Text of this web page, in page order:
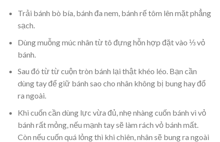
Trải bánh bò bía, bánh đa nem, bánh rế tôm lên mặt phẳng
sạch.
Dùng muỗng múc nhân từ tô đựng hỗn hợp đặt vào ⅓ vỏ
bánh.
Sau đó từ từ cuộn tròn bánh lại thật khéo léo. Bạn cần
dùng tay để giữ bánh sao cho nhân không bị bung hay đổ
ra ngoài.
Khi cuốn cần dùng lực vừa đủ, nhẹ nhàng cuốn bánh vì vỏ
bánh rất mỏng, nếu mạnh tay sẽ làm rách vỏ bánh mất.
Còn nếu cuốn quá lỏng thì khi chiên, nhân sẽ bung ra ngoài